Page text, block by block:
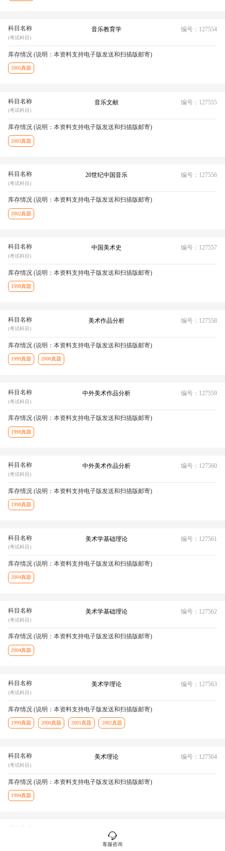
科目名称
(考试科目)
音乐教育学 编号：127554
库存情况 (说明：本资料支持电子版发送和扫描版邮寄)
2005真题
科目名称
(考试科目)
音乐文献 编号：127555
库存情况 (说明：本资料支持电子版发送和扫描版邮寄)
2003真题
科目名称
(考试科目)
20世纪中国音乐 编号：127556
库存情况 (说明：本资料支持电子版发送和扫描版邮寄)
2002真题
科目名称
(考试科目)
中国美术史 编号：127557
库存情况 (说明：本资料支持电子版发送和扫描版邮寄)
1998真题
科目名称
(考试科目)
美术作品分析 编号：127558
库存情况 (说明：本资料支持电子版发送和扫描版邮寄)
1999真题 2000真题
科目名称
(考试科目)
中外美术作品分析 编号：127559
库存情况 (说明：本资料支持电子版发送和扫描版邮寄)
1998真题
科目名称
(考试科目)
中外美术作品分析 编号：127560
库存情况 (说明：本资料支持电子版发送和扫描版邮寄)
1998真题
科目名称
(考试科目)
美术学基础理论 编号：127561
库存情况 (说明：本资料支持电子版发送和扫描版邮寄)
2004真题
科目名称
(考试科目)
美术学基础理论 编号：127562
库存情况 (说明：本资料支持电子版发送和扫描版邮寄)
2004真题
科目名称
(考试科目)
美术学理论 编号：127563
库存情况 (说明：本资料支持电子版发送和扫描版邮寄)
1999真题 2000真题 2001真题 2002真题
科目名称
(考试科目)
美术理论 编号：127564
库存情况 (说明：本资料支持电子版发送和扫描版邮寄)
1994真题
科目名称 美术理论
客服咨询